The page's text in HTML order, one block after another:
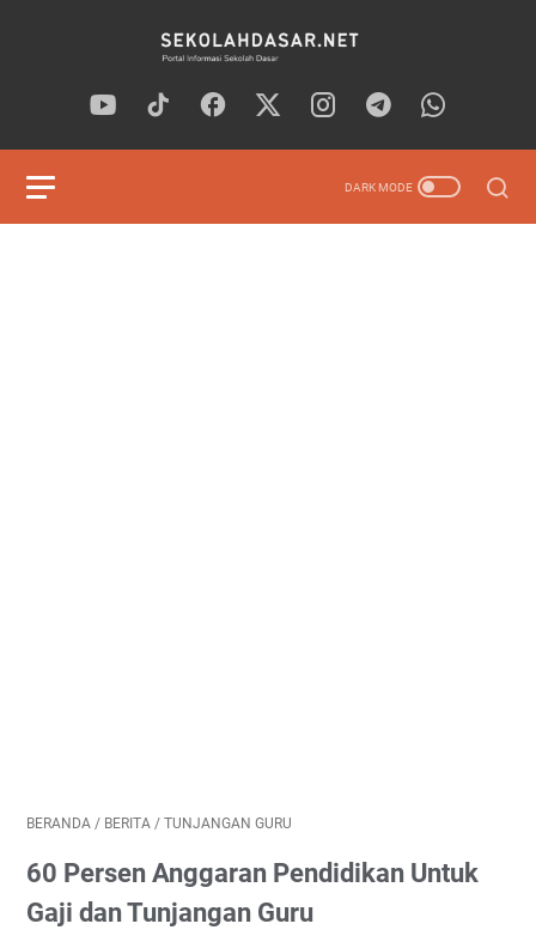
BERANDA / BERITA / TUNJANGAN GURU
60 Persen Anggaran Pendidikan Untuk
Gaji dan Tunjangan Guru